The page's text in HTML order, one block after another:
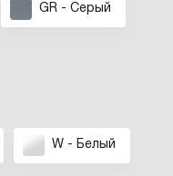
GR - Серый
W - Белый